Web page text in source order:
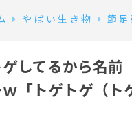
やばい生き物 節
してるから名前
「トゲトゲ（ト